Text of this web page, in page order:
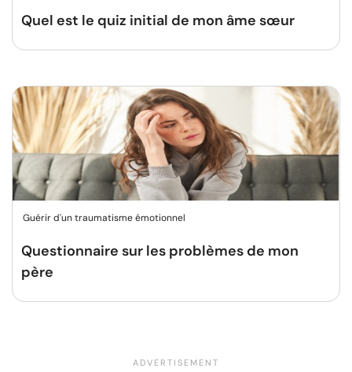
Quel est le quiz initial de mon âme sœur
Guérir d'un traumatisme émotionnel
Questionnaire sur les problèmes de mon
père